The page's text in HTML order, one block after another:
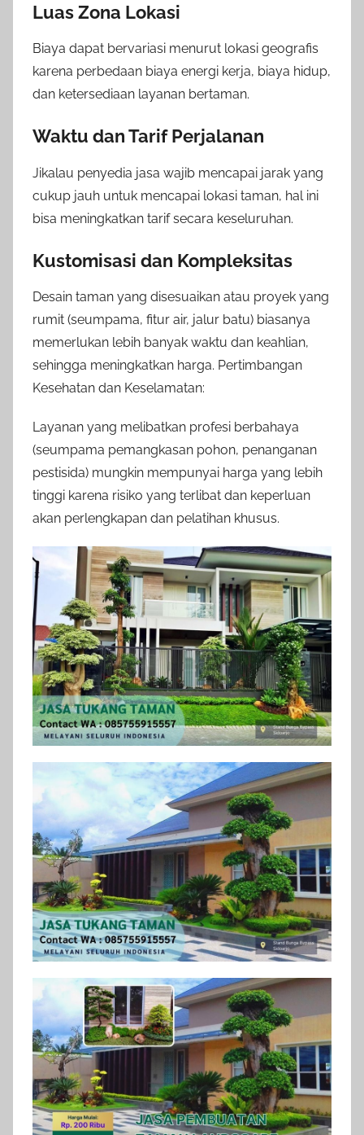
Luas Zona Lokasi
Biaya dapat bervariasi menurut lokasi geografis
karena perbedaan biaya energi kerja, biaya hidup,
dan ketersediaan layanan bertaman.
Waktu dan Tarif Perjalanan
Jikalau penyedia jasa wajib mencapai jarak yang
cukup jauh untuk mencapai lokasi taman, hal ini
bisa meningkatkan tarif secara keseluruhan.
Kustomisasi dan Kompleksitas
Desain taman yang disesuaikan atau proyek yang
rumit (seumpama, fitur air, jalur batu) biasanya
memerlukan lebih banyak waktu dan keahlian,
sehingga meningkatkan harga. Pertimbangan
Kesehatan dan Keselamatan:
Layanan yang melibatkan profesi berbahaya
(seumpama pemangkasan pohon, penanganan
pestisida) mungkin mempunyai harga yang lebih
tinggi karena risiko yang terlibat dan keperluan
akan perlengkapan dan pelatihan khusus.